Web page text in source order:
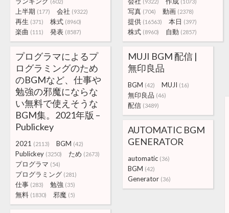
上半期 (177) 会社 (9322)
再生 (371) 株式 (8960)
楽曲 (111) 発表 (8587)
写真 (704) 動画 (2378)
提供 (16563) 本日 (397)
株式 (8960) 自動 (2857)
プログラマによるプ
ログラミングのため
のBGMなど、仕事や
勉強の邪魔にならな
い無料で使えそうな
BGM集。2021年版 –
Publickey
2021 (2113) BGM (42)
Publickey (3250) ため (2673)
プログラマ (54)
プログラミング (281)
仕事 (283) 勉強 (35)
無料 (1830) 邪魔 (5)
MUJI BGM 配信 |
無印良品
BGM (42) MUJI (16)
無印良品 (46)
配信 (3489)
AUTOMATIC BGM
GENERATOR
automatic (36)
BGM (42)
Generator (36)